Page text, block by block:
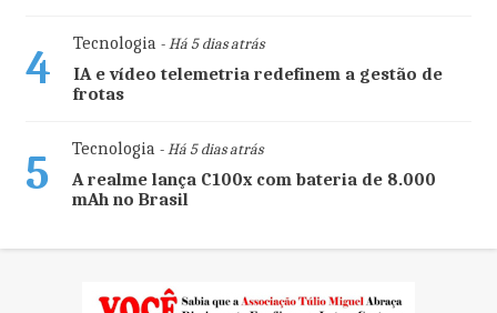
4 Tecnologia- Há 5 dias atrás
IA e vídeo telemetria redefinem a gestão de
frotas
5 Tecnologia- Há 5 dias atrás
A realme lança C100x com bateria de 8.000
mAh no Brasil